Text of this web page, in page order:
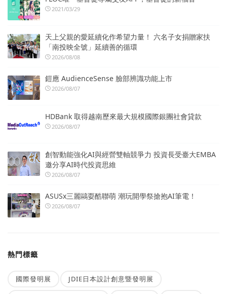
2021/03/29
天上父親的愛延續化作希望力量！ 六名子女捐贈家扶
「南投映全號」延續善的循環
2026/08/08
鎧應 AudienceSense 臉部辨識功能上市
2026/08/07
HDBank 取得越南歷來最大規模國際銀團社會貸款
2026/08/07
創智動能強化AI與經營雙軸競爭力 投資長受臺大EMBA
邀分享AI時代投資思維
2026/08/07
ASUSx三麗鷗耍酷聯萌 潮玩開學祭搶抱AI筆電！
2026/08/07
熱門標籤
國際發明展 JDIE日本設計創意暨發明展